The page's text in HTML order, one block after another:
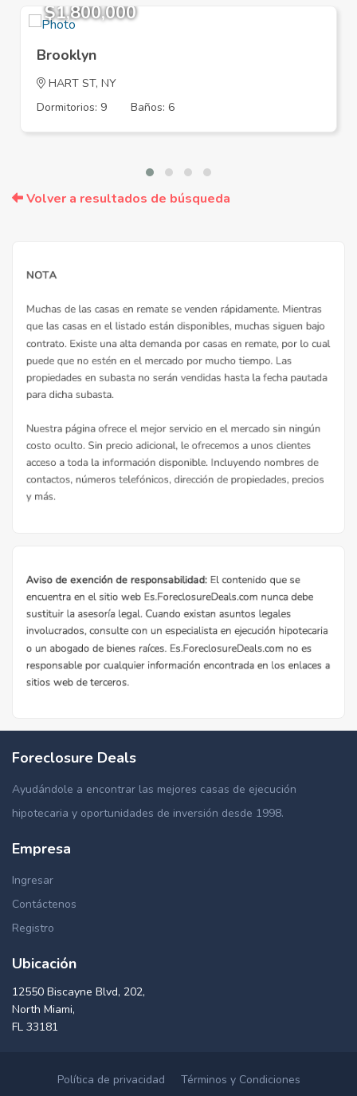
$1,800,000
Brooklyn
HART ST, NY
Dormitorios: 9
Baños: 6
Volver a resultados de búsqueda
Foreclosure Deals
Ayudándole a encontrar las mejores casas de ejecución
hipotecaria y oportunidades de inversión desde 1998.
Empresa
Ingresar
Contáctenos
Registro
Ubicación
12550 Biscayne Blvd, 202,
North Miami,
FL 33181
Política de privacidad
Términos y Condiciones